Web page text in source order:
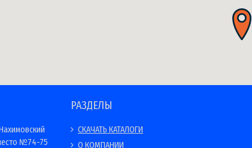
№74-75
РАЗДЕЛЫ
СКАЧАТЬ КАТАЛОГИ
О КОМПАНИИ